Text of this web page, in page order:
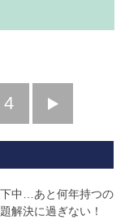
4
へ
中…あと何年持つの
解決に過ぎない！